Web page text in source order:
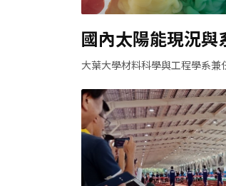
國內太陽能現況與
大葉大學材料科學與工程學系兼